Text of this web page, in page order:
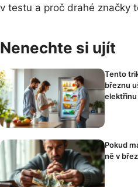
v testu a proč drahé značky
Nenechte si ujít
Tento
březnu
elektřinu
Pokud
ně v